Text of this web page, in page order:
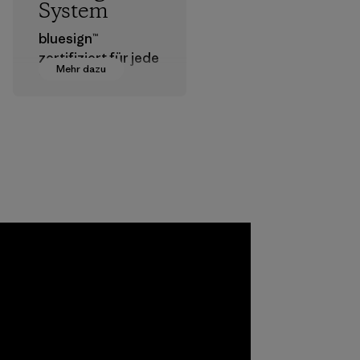
Mehr dazu
System
bluesign™
zertifiziert für jede
Stufe der